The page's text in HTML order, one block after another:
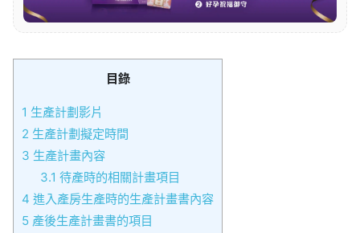
目錄
1 生產計劃影片
2 生產計劃擬定時間
3 生產計畫內容
3.1 待產時的相關計畫項目
4 進入產房生產時的生產計畫書內容
5 產後生產計畫書的項目